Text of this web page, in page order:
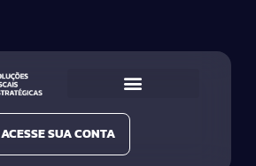
ACESSE SUA CONTA